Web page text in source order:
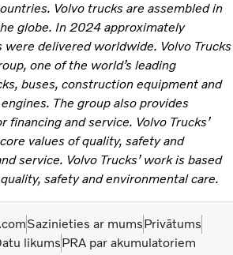
Volvo trucks are assembled in
globe. In 2024 approximately
were delivered worldwide. Volvo Trucks
one of the world’s leading
buses, construction equipment and
The group also provides
and service. Volvo Trucks’
values of quality, safety and
service. Volvo Trucks’ work is based
safety and environmental care.
Sazinieties ar mumsPrivātums
likumsPRA par akumulatoriem